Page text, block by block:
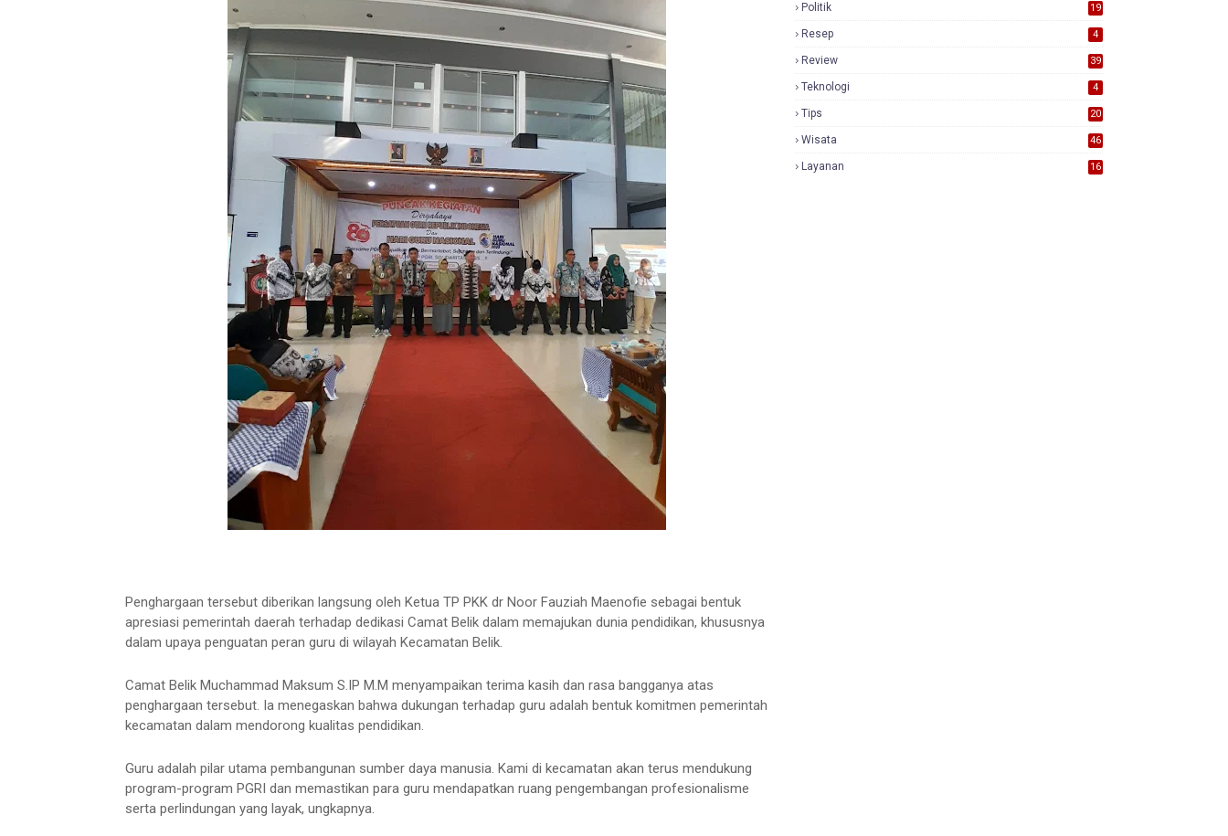
Penghargaan tersebut diberikan langsung oleh Ketua TP PKK dr Noor Fauziah Maenofie sebagai bentuk
apresiasi pemerintah daerah terhadap dedikasi Camat Belik dalam memajukan dunia pendidikan, khususnya
dalam upaya penguatan peran guru di wilayah Kecamatan Belik.
Camat Belik Muchammad Maksum S.IP M.M menyampaikan terima kasih dan rasa bangganya atas
penghargaan tersebut. Ia menegaskan bahwa dukungan terhadap guru adalah bentuk komitmen pemerintah
kecamatan dalam mendorong kualitas pendidikan.
Guru adalah pilar utama pembangunan sumber daya manusia. Kami di kecamatan akan terus mendukung
program-program PGRI dan memastikan para guru mendapatkan ruang pengembangan profesionalisme
serta perlindungan yang layak, ungkapnya.
Politik 19
Resep 4
Review
39
Teknologi 4
Tips 20
Wisata 46
Layanan 16